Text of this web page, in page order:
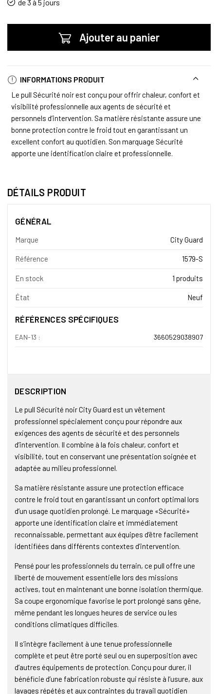
de 3 à 5 jours
Ajouter au panier
INFORMATIONS PRODUIT
Le pull Sécurité noir est conçu pour offrir chaleur, confort et
visibilité professionnelle aux agents de sécurité et
personnels d’intervention. Sa matière résistante assure une
bonne protection contre le froid tout en garantissant un
excellent confort au quotidien. Son marquage Sécurité
apporte une identification claire et professionnelle.
DÉTAILS PRODUIT
GÉNÉRAL
Marque City Guard
Référence 1579-S
En stock 1 produits
État Neuf
RÉFÉRENCES SPÉCIFIQUES
EAN-13 : 3660529038907
DESCRIPTION
Le pull Sécurité noir City Guard est un vêtement
professionnel spécialement conçu pour répondre aux
exigences des agents de sécurité et des personnels
d’intervention. Il combine à la fois chaleur, confort et
visibilité, tout en conservant une présentation soignée et
adaptée au milieu professionnel.
Sa matière résistante assure une protection efficace
contre le froid tout en garantissant un confort optimal lors
d’un usage quotidien prolongé. Le marquage «Sécurité»
apporte une identification claire et immédiatement
reconnaissable, permettant aux équipes d’être facilement
identifiées dans différents contextes d’intervention.
Pensé pour les professionnels du terrain, ce pull offre une
liberté de mouvement essentielle lors des missions
actives, tout en maintenant une bonne isolation thermique.
Sa coupe ergonomique favorise le port prolongé sans gêne,
même pendant les longues heures de service ou les
conditions climatiques difficiles.
Il s’intègre facilement à une tenue professionnelle
complète et peut être porté seul ou en superposition avec
d’autres équipements de protection. Conçu pour durer, il
bénéficie d’une fabrication robuste qui résiste à l’usure, aux
lavages répétés et aux contraintes du travail quotidien